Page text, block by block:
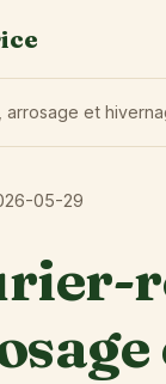
arrosage et
05-29